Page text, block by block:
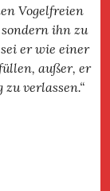
Vogelfreien
ihn zu
er wie einer
außer, er
verlassen.“